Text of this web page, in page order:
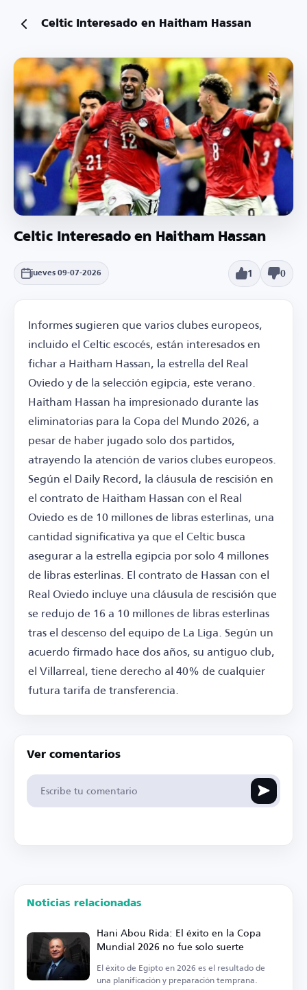
Celtic Interesado en Haitham Hassan
Celtic Interesado en Haitham Hassan
jueves 09-07-2026 1 0
Informes sugieren que varios clubes europeos,
incluido el Celtic escocés, están interesados en
fichar a Haitham Hassan, la estrella del Real
Oviedo y de la selección egipcia, este verano.
Haitham Hassan ha impresionado durante las
eliminatorias para la Copa del Mundo 2026, a
pesar de haber jugado solo dos partidos,
atrayendo la atención de varios clubes europeos.
Según el Daily Record, la cláusula de rescisión en
el contrato de Haitham Hassan con el Real
Oviedo es de 10 millones de libras esterlinas, una
cantidad significativa ya que el Celtic busca
asegurar a la estrella egipcia por solo 4 millones
de libras esterlinas. El contrato de Hassan con el
Real Oviedo incluye una cláusula de rescisión que
se redujo de 16 a 10 millones de libras esterlinas
tras el descenso del equipo de La Liga. Según un
acuerdo firmado hace dos años, su antiguo club,
el Villarreal, tiene derecho al 40% de cualquier
futura tarifa de transferencia.
Ver comentarios
Noticias relacionadas
Hani Abou Rida: El éxito en la Copa
Mundial 2026 no fue solo suerte
El éxito de Egipto en 2026 es el resultado de
una planificación y preparación temprana.